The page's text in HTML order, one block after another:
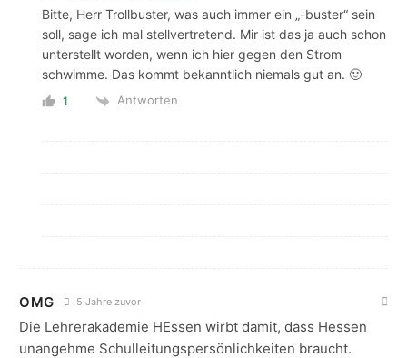
Bitte, Herr Trollbuster, was auch immer ein „-buster“ sein
soll, sage ich mal stellvertretend. Mir ist das ja auch schon
unterstellt worden, wenn ich hier gegen den Strom
schwimme. Das kommt bekanntlich niemals gut an. 🙂
1 Antworten
OMG 5 Jahre zuvor
Die Lehrerakademie HEssen wirbt damit, dass Hessen
unangehme Schulleitungspersönlichkeiten braucht.